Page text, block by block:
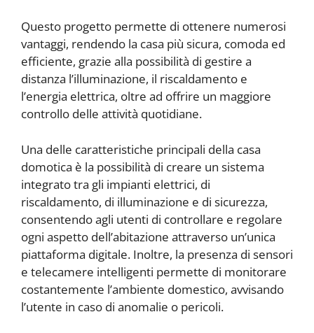
Questo progetto permette di ottenere numerosi
vantaggi, rendendo la casa più sicura, comoda ed
efficiente, grazie alla possibilità di gestire a
distanza l’illuminazione, il riscaldamento e
l’energia elettrica, oltre ad offrire un maggiore
controllo delle attività quotidiane.
Una delle caratteristiche principali della casa
domotica è la possibilità di creare un sistema
integrato tra gli impianti elettrici, di
riscaldamento, di illuminazione e di sicurezza,
consentendo agli utenti di controllare e regolare
ogni aspetto dell’abitazione attraverso un’unica
piattaforma digitale. Inoltre, la presenza di sensori
e telecamere intelligenti permette di monitorare
costantemente l’ambiente domestico, avvisando
l’utente in caso di anomalie o pericoli.